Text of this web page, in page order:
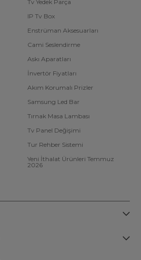
Tv Yedek Parça
IP Tv Box
Enstrüman Aksesuarları
Cami Seslendirme
Askı Aparatları
İnvertör Fiyatları
Akım Korumalı Prizler
Samsung Led Bar
Tırnak Masa Lambası
Tv Panel Değişimi
Tur Rehber Sistemi
Yeni İthalat Ürünleri Temmuz
2026